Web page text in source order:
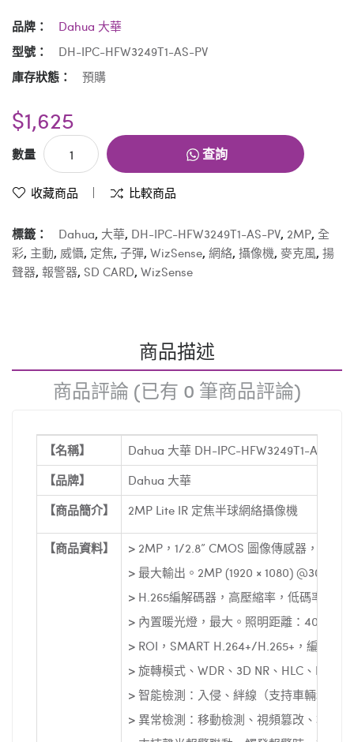
品牌：
Dahua 大華
型號：
DH-IPC-HFW3249T1-AS-PV
庫存狀態：
預購
$1,625
數量 查詢
收藏商品 比較商品
標籤： Dahua, 大華, DH-IPC-HFW3249T1-AS-PV, 2MP, 全
彩, 主動, 威懾, 定焦, 子彈, WizSense, 網絡, 攝像機, 麥克風, 揚
聲器, 報警器, SD CARD, WizSense
商品描述
商品評論 (已有 0 筆商品評論)
【名稱】
Dahua 大華 DH-IPC-HFW3249T1-AS-PV
【品牌】
Dahua 大華
【商品簡介】
2MP Lite IR 定焦半球網絡攝像機
【商品資料】
> 2MP，1/2.8” CMOS 圖像傳感器，低照
> 最大輸出。2MP (1920 × 1080) @30 fps
> H.265編解碼器，高壓縮率，低碼率
> 內置暖光燈，最大。照明距離：40 m
> ROI，SMART H.264+/H.265+，編碼靈
> 旋轉模式、WDR、3D NR、HLC、BLC
> 智能檢測：入侵、絆線（支持車輛和人
> 異常檢測：移動檢測、視頻篡改、場景